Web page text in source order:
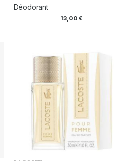
Déodorant
13,00 €